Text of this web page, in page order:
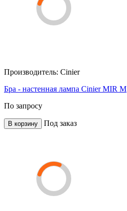
Производитель: Cinier
Бра - настенная лампа Cinier MIR M
По запросу
В корзину Под заказ